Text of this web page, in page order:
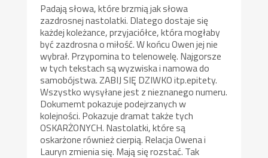
Padają słowa, które brzmią jak słowa
zazdrosnej nastolatki. Dlatego dostaje się
każdej koleżance, przyjaciółce, która mogłaby
być zazdrosna o miłość. W końcu Owen jej nie
wybrał. Przypomina to telenowelę. Najgorsze
w tych tekstach są wyzwiska i namowa do
samobójstwa. ZABIJ SIĘ DZIWKO itp.epitety.
Wszystko wysyłane jest z nieznanego numeru.
Dokumemt pokazuje podejrzanych w
kolejności. Pokazuje dramat także tych
OSKARŻONYCH. Nastolatki, które są
oskarżone również cierpią. Relacja Owena i
Lauryn zmienia się. Mają się rozstać. Tak